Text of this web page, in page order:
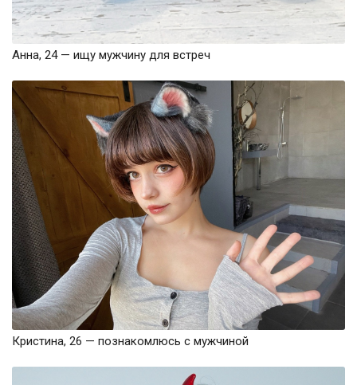
Анна, 24 — ищу мужчину для встреч
Кристина, 26 — познакомлюсь с мужчиной